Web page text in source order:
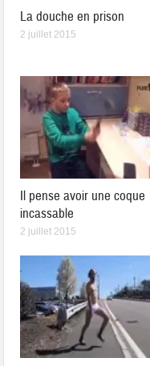
La douche en prison
2 juillet 2015
Il pense avoir une coque
incassable
2 juillet 2015